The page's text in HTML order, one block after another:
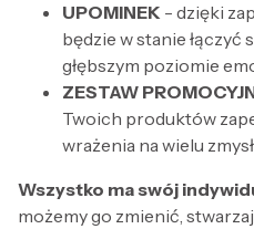
UPOMINEK - dzięki
będzie w stanie łączyć
głębszym poziomie
ZESTAW
Twoich produktów
wrażenia na wielu
Wszystko ma swój
możemy go zmienić,